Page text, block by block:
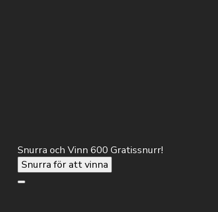
Snurra och Vinn 600 Gratissnurr!
Snurra för att vinna